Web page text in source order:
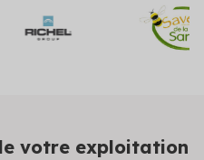
votre exploitation